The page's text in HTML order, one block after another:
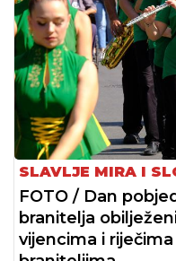
SLAVLJE MIRA I
FOTO / Dan
branitelja
vijencima i